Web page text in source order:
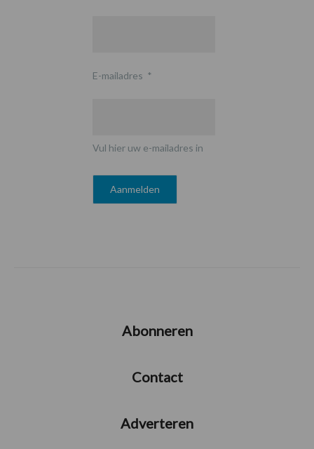
E-mailadres *
Vul hier uw e-mailadres in
Abonneren
Contact
Adverteren